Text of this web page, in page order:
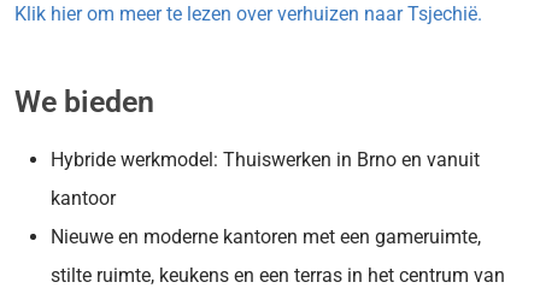
Klik hier om meer te lezen over verhuizen naar Tsjechië.
We bieden
Hybride werkmodel: Thuiswerken in Brno en vanuit
kantoor
Nieuwe en moderne kantoren met een gameruimte,
stilte ruimte, keukens en een terras in het centrum van